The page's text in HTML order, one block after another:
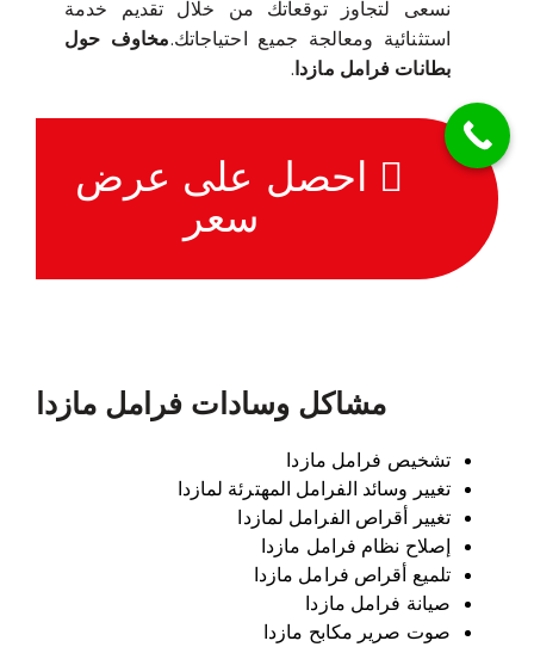
نسعى لتجاوز توقعاتك من خلال تقديم خدمة
استثنائية ومعالجة جميع احتياجاتك.مخاوف حول
بطانات فرامل مازدا.
احصل على عرض
سعر
مشاكل وسادات فرامل مازدا
تشخيص فرامل مازدا
تغيير وسائد الفرامل المهترئة لمازدا
تغيير أقراص الفرامل لمازدا
إصلاح نظام فرامل مازدا
تلميع أقراص فرامل مازدا
صيانة فرامل مازدا
صوت صرير مكابح مازدا